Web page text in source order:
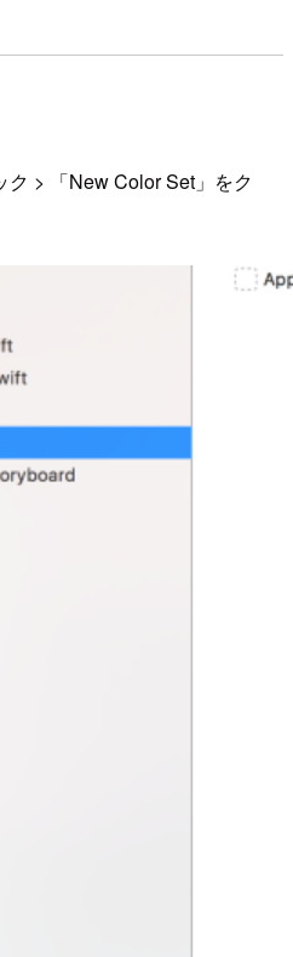
> 「New Color Set」をク